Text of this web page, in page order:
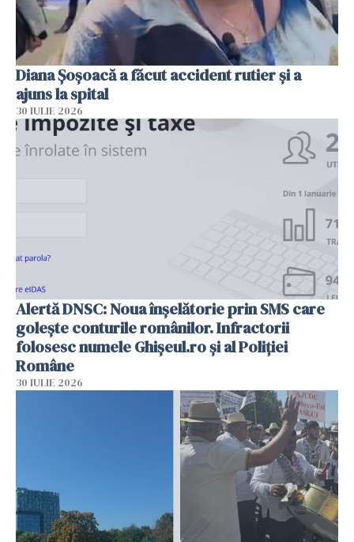
Diana Șoșoacă a făcut accident rutier și a
ajuns la spital
30 IULIE 2026
Alertă DNSC: Noua înșelătorie prin SMS care
golește conturile românilor. Infractorii
folosesc numele Ghișeul.ro și al Poliției
Române
30 IULIE 2026